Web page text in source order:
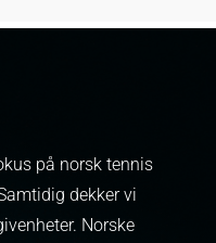
på norsk tennis
dekker vi
Norske